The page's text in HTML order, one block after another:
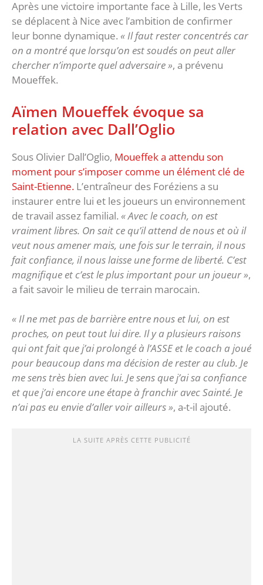
Après une victoire importante face à Lille, les Verts
se déplacent à Nice avec l’ambition de confirmer
leur bonne dynamique. « Il faut rester concentrés car
on a montré que lorsqu’on est soudés on peut aller
chercher n’importe quel adversaire », a prévenu
Moueffek.
Aïmen Moueffek évoque sa
relation avec Dall’Oglio
Sous Olivier Dall’Oglio, Moueffek a attendu son
moment pour s’imposer comme un élément clé de
Saint-Etienne. L’entraîneur des Foréziens a su
instaurer entre lui et les joueurs un environnement
de travail assez familial. « Avec le coach, on est
vraiment libres. On sait ce qu’il attend de nous et où il
veut nous amener mais, une fois sur le terrain, il nous
fait confiance, il nous laisse une forme de liberté. C’est
magnifique et c’est le plus important pour un joueur »,
a fait savoir le milieu de terrain marocain.
« Il ne met pas de barrière entre nous et lui, on est
proches, on peut tout lui dire. Il y a plusieurs raisons
qui ont fait que j’ai prolongé à l’ASSE et le coach a joué
pour beaucoup dans ma décision de rester au club. Je
me sens très bien avec lui. Je sens que j’ai sa confiance
et que j’ai encore une étape à franchir avec Sainté. Je
n’ai pas eu envie d’aller voir ailleurs », a-t-il ajouté.
LA SUITE APRÈS CETTE PUBLICITÉ